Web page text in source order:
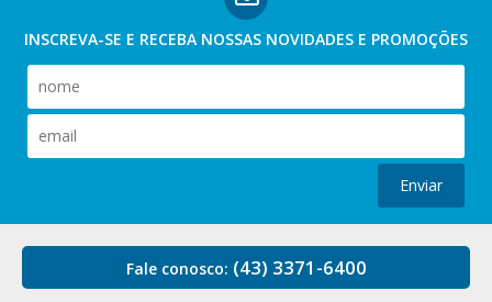
INSCREVA-SE E RECEBA NOSSAS NOVIDADES E PROMOÇÕES
Enviar
Fale conosco: (43) 3371-6400